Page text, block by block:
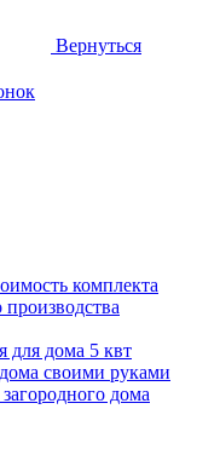
Вернуться
комплекта
для дома 5 квт
своими руками
дома